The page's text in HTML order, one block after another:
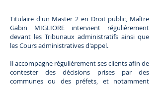
Titulaire d'un Master 2 en Droit public, Maître
Gabin MIGLIORE intervient régulièrement
devant les Tribunaux administratifs ainsi que
les Cours administratives d'appel.
Il accompagne régulièrement ses clients afin de
contester des décisions prises par des
communes ou des préfets, et notamment